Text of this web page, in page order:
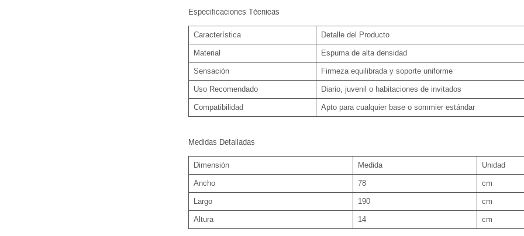
Especificaciones Técnicas
Característica Detalle del Producto
Material Espuma de alta densidad
Sensación Firmeza equilibrada y soporte uniforme
Uso Recomendado Diario, juvenil o habitaciones de invitados
Compatibilidad Apto para cualquier base o sommier estándar
Medidas Detalladas
Dimensión Medida Unidad
Ancho 78 cm
Largo 190 cm
Altura 14 cm